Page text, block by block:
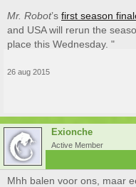
Mr. Robot’s first season
and USA will rerun the
place this Wednesday. "
26 aug 2015
Exionche
Active Member
Mhh balen voor ons, maar